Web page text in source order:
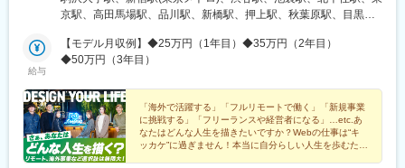
テラス ノース3F東急田園都市線「駒沢大学駅」より徒歩10分【和
【白浜ベース】和歌山県西牟婁郡白浜町才野 1622-1086 Office
Cloud 9 オフィス 4【実力をつけて働く自由を手に入れよう！】◆
結果を出せる人』なら、リモートでも何でもOKという時代です。
実力を磨いて、給与だけでなく働き方の自由も手に入れてくださ
い！【田舎で農業をしながらエンジニアという働き方も】◆実力
さえあれば、田舎に住んで農業しながら東京のWeb案件をする
『半農半エンジニア（？）』みたいな働き方も可能。実際
京駅、高田馬場駅、品川駅、新橋駅、押上駅、秋葉原駅、目黒
(東京都)、中野駅(東京都)、大門駅(東京都)、有楽町駅、吉祥寺
駅、日暮里駅(舎人ライナー)、五反田駅、三田駅(東京都)、中目黒
町駅、国分寺駅、立川駅、飯田橋駅、市ケ谷駅、小竹向原駅、錦
糸町駅、二子玉川駅、四ツ谷駅、自由が丘駅、新木場駅、森下駅
(東京都)、九段下駅、三軒茶屋駅、荻窪駅、春日駅(東京都)、日本
橋駅(東京都)、田町駅(東京都)、下北沢駅、神田駅(東京都)、和歌
山市駅、紀伊富田駅、新宿西口駅、東池袋駅、二重橋前駅、西早
給与
【モデル月収例】◆25万円（1年目）◆35万円（2年目）
◆50万円（3年目）
「海外で活躍する」「フルリモートで働く」「新規事業
に挑戦する」「フリーランスや経営者になる」…etc.あ
なたはどんな人生を描きたいですか？Webの仕事は“キ
ッカケ”に過ぎません！本当に自分らしい人生を歩むため